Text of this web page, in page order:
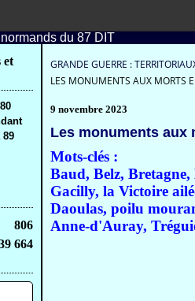
et
89
806
664
GRANDE GUERRE :
LES MONUMENTS AUX MORTS
9 novembre 2023
Les monuments aux
Mots-clés :
Baud, Belz, Bretagne,
Gacilly, la Victoire
Daoulas, poilu
Anne-d'Auray,